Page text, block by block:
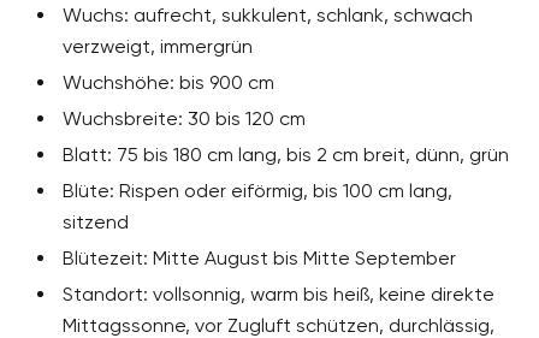
Wuchs: aufrecht, sukkulent, schlank, schwach
verzweigt, immergrün
Wuchshöhe: bis 900 cm
Wuchsbreite: 30 bis 120 cm
Blatt: 75 bis 180 cm lang, bis 2 cm breit, dünn, grün
Blüte: Rispen oder eiförmig, bis 100 cm lang,
sitzend
Blütezeit: Mitte August bis Mitte September
Standort: vollsonnig, warm bis heiß, keine direkte
Mittagssonne, vor Zugluft schützen, durchlässig,